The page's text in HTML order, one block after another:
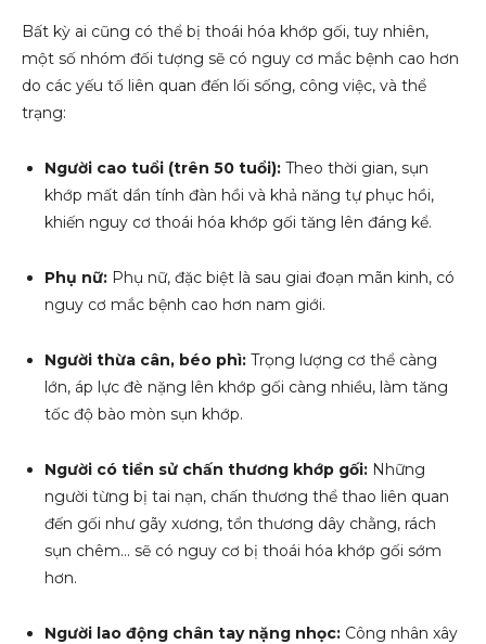
Bất kỳ ai cũng có thể bị thoái hóa khớp gối, tuy nhiên,
một số nhóm đối tượng sẽ có nguy cơ mắc bệnh cao hơn
do các yếu tố liên quan đến lối sống, công việc, và thể
trạng:
Người cao tuổi (trên 50 tuổi): Theo thời gian, sụn
khớp mất dần tính đàn hồi và khả năng tự phục hồi,
khiến nguy cơ thoái hóa khớp gối tăng lên đáng kể.
Phụ nữ: Phụ nữ, đặc biệt là sau giai đoạn mãn kinh, có
nguy cơ mắc bệnh cao hơn nam giới.
Người thừa cân, béo phì: Trọng lượng cơ thể càng
lớn, áp lực đè nặng lên khớp gối càng nhiều, làm tăng
tốc độ bào mòn sụn khớp.
Người có tiền sử chấn thương khớp gối: Những
người từng bị tai nạn, chấn thương thể thao liên quan
đến gối như gãy xương, tổn thương dây chằng, rách
sụn chêm… sẽ có nguy cơ bị thoái hóa khớp gối sớm
hơn.
Người lao động chân tay nặng nhọc: Công nhân xây